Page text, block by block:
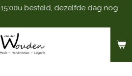
besteld, dezelfde dag nog